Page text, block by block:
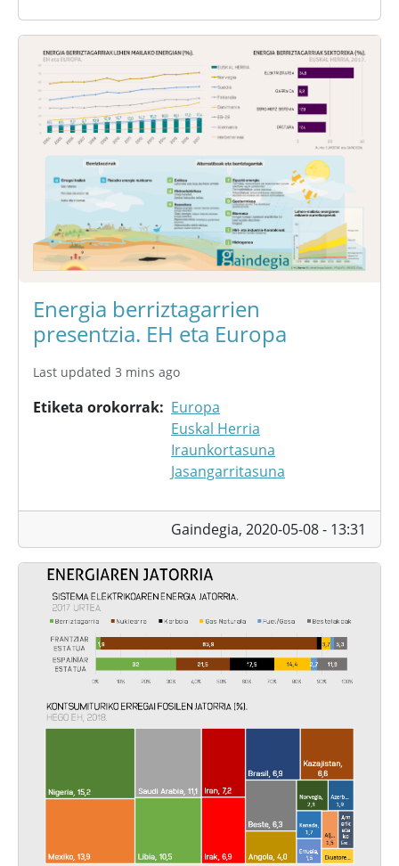
Energia berriztagarrien
presentzia. EH eta Europa
Last updated 3 mins ago
Etiketa orokorrak
Europa
Euskal Herria
Iraunkortasuna
Jasangarritasuna
Gaindegia, 2020-05-08 - 13:31